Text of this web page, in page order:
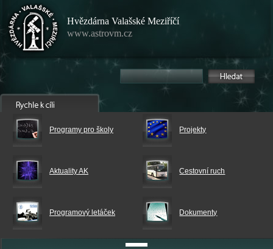
Hvězdárna Valašské Meziříčí
www.astrovm.cz
Programy pro školy Projekty
Aktuality AK Cestovní ruch
Programový letáček Dokumenty